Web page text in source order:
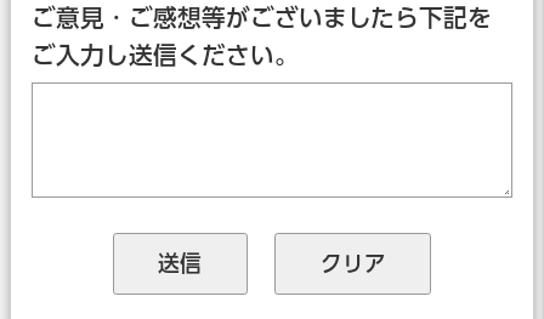
ご意見・ご感想等がございましたら下記を
ご入力し送信ください。